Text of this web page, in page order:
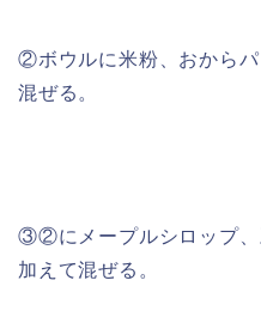
②ボウルに米粉、おから
混ぜる。
③②にメープルシロップ、
加えて混ぜる。